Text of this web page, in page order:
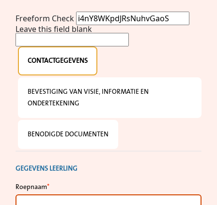
Freeform Check
Leave this field blank
CONTACTGEGEVENS
BEVESTIGING VAN VISIE, INFORMATIE EN
ONDERTEKENING
BENODIGDE DOCUMENTEN
GEGEVENS LEERLING
Roepnaam